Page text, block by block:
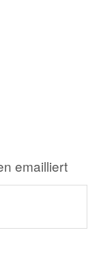
emailliert